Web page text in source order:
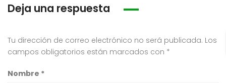
Deja una respuesta
Tu dirección de correo electrónico no será publicada. Los
campos obligatorios están marcados con *
Nombre *